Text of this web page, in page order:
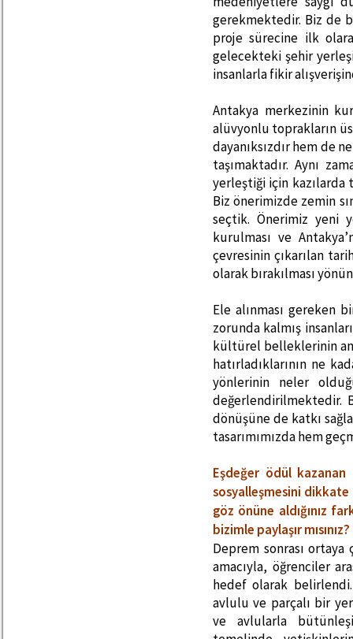
gerekmektedir. Biz de
proje sürecine ilk
gelecekteki şehir
insanlarla fikir
Antakya merkezinin
alüvyonlu toprakların
dayanıksızdır hem de
taşımaktadır. Aynı
yerleştiği için kazılarda
Biz önerimizde zemin
seçtik. Önerimiz yeni
kurulması ve
çevresinin çıkarılan
olarak bırakılması
Ele alınması gereken
zorunda kalmış
kültürel belleklerinin
hatırladıklarının ne
yönlerinin neler
değerlendirilmektedir.
dönüşüne de katkı
tasarımımızda hem
Eşdeğer ödül
sosyalleşmesini dikkate
göz önüne aldığınız
bizimle paylaşır mısınız?
Deprem sonrası ortaya
amacıyla, öğrenciler
hedef olarak
avlulu ve parçalı bir
ve avlularla